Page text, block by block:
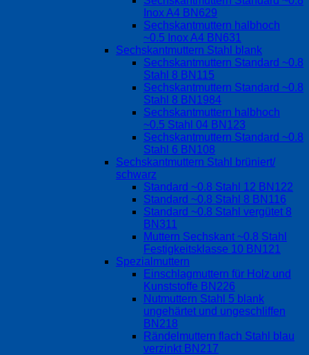
Inox A4 BN629
Sechskantmuttern halbhoch
~0.5 Inox A4 BN631
Sechskantmuttern Stahl blank
Sechskantmuttern Standard ~0.8
Stahl 8 BN115
Sechskantmuttern Standard ~0.8
Stahl 8 BN1984
Sechskantmuttern halbhoch
~0.5 Stahl 04 BN123
Sechskantmuttern Standard ~0.8
Stahl 6 BN108
Sechskantmuttern Stahl brüniert/
schwarz
Standard ~0.8 Stahl 12 BN122
Standard ~0.8 Stahl 8 BN116
Standard ~0.8 Stahl vergütet 8
BN311
Muttern Sechskant ~0.8 Stahl
Festigkeitsklasse 10 BN121
Spezialmuttern
Einschlagmuttern für Holz und
Kunststoffe BN226
Nutmuttern Stahl 5 blank
ungehärtet und ungeschliffen
BN218
Rändelmuttern flach Stahl blau
verzinkt BN217